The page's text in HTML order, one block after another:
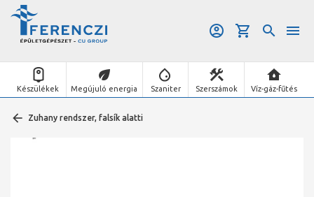
Készülékek Megújuló energia Szaniter Szerszámok Víz-gáz-fűtés
Zuhany rendszer, falsík alatti